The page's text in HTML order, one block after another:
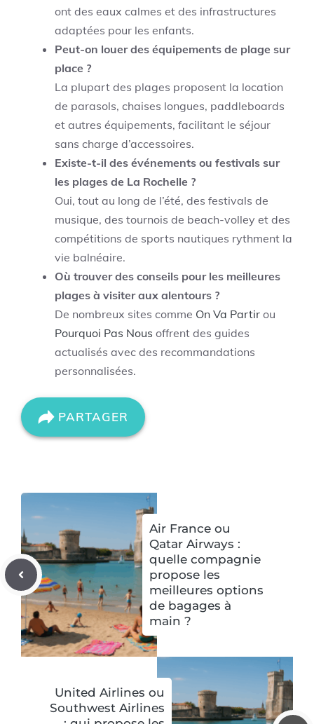
ont des eaux calmes et des infrastructures
adaptées pour les enfants.
Peut-on louer des équipements de plage sur
place ?
La plupart des plages proposent la location
de parasols, chaises longues, paddleboards
et autres équipements, facilitant le séjour
sans charge d’accessoires.
Existe-t-il des événements ou festivals sur
les plages de La Rochelle ?
Oui, tout au long de l’été, des festivals de
musique, des tournois de beach-volley et des
compétitions de sports nautiques rythment la
vie balnéaire.
Où trouver des conseils pour les meilleures
plages à visiter aux alentours ?
De nombreux sites comme On Va Partir ou
Pourquoi Pas Nous offrent des guides
actualisés avec des recommandations
personnalisées.
PARTAGER
Air France ou
Qatar Airways :
quelle compagnie
propose les
meilleures options
de bagages à
main ?
United Airlines ou
Southwest Airlines